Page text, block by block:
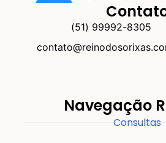
(51) 99992-8305
Navegação
Consultas